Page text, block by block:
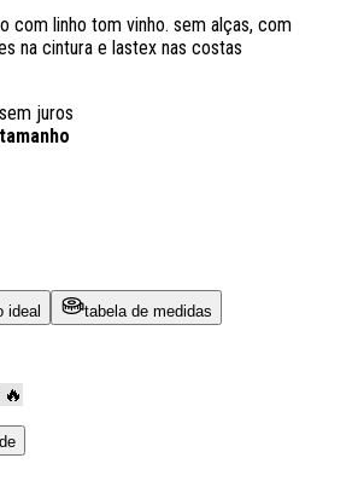
com linho tom vinho. sem alças, com
na cintura e lastex nas costas
sem juros
ideal
tabela de medidas